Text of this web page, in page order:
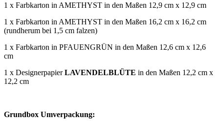
1 x Farbkarton in AMETHYST in den Maßen 12,9 cm x 12,9 cm
1 x Farbkarton in AMETHYST in den Maßen 16,2 cm x 16,2 cm
(rundherum bei 1,5 cm falzen)
1 x Farbkarton in PFAUENGRÜN in den Maßen 12,6 cm x 12,6
cm
1 x DesignerpapierLAVENDELBLÜTE in den Maßen 12,2 cm x
12,2 cm
Grundbox Umverpackung: